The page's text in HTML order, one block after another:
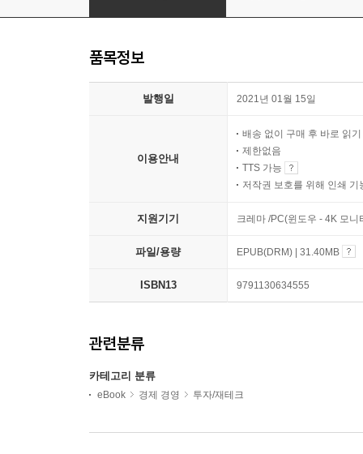
품목정보
발행일 2021년 01월 15일
이용안내
배송 없이 구매 후 바로 읽기
제한없음
TTS 가능
저작권 보호를 위해 인쇄 기
지원기기 크레마 /PC(윈도우 - 4K 모
파일/용량 EPUB(DRM) | 31.40MB
ISBN13 9791130634555
관련분류
카테고리 분류
eBook 경제 경영 투자/재테크